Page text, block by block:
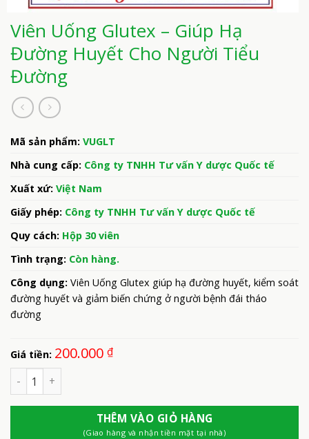
Viên Uống Glutex – Giúp Hạ
Đường Huyết Cho Người Tiểu
Đường
Mã sản phẩm: VUGLT
Nhà cung cấp: Công ty TNHH Tư vấn Y dược Quốc tế
Xuất xứ: Việt Nam
Giấy phép: Công ty TNHH Tư vấn Y dược Quốc tế
Quy cách: Hộp 30 viên
Tình trạng: Còn hàng.
Công dụng: Viên Uống Glutex giúp hạ đường huyết, kiểm soát
đường huyết và giảm biến chứng ở người bệnh đái tháo
đường
Giá tiền: 200.000 ₫
Số lượng
THÊM VÀO GIỎ HÀNG
(Giao hàng và nhận tiền mặt tại nhà)